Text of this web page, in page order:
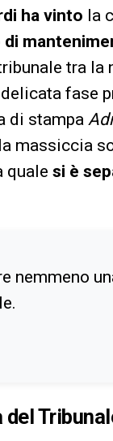
ha vinto la
di
tra la
fase
di stampa
massiccia
quale si è
nemmeno
del